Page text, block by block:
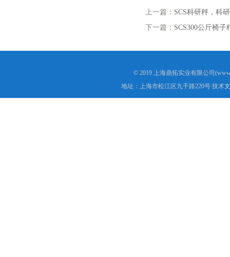
上一篇： SCS科研秤，科
下一篇： SCS300公斤椅
© 2019 上海鼎拓实业有限公司
地址：上海市松江区九干路220号 技术